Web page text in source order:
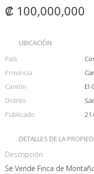
₡ 100,000,000
UBICACIÓN
País
Provincia
Cantón
El
Distrito
Publicado
DETALLES DE LA
Descripción
Se Vende Finca de